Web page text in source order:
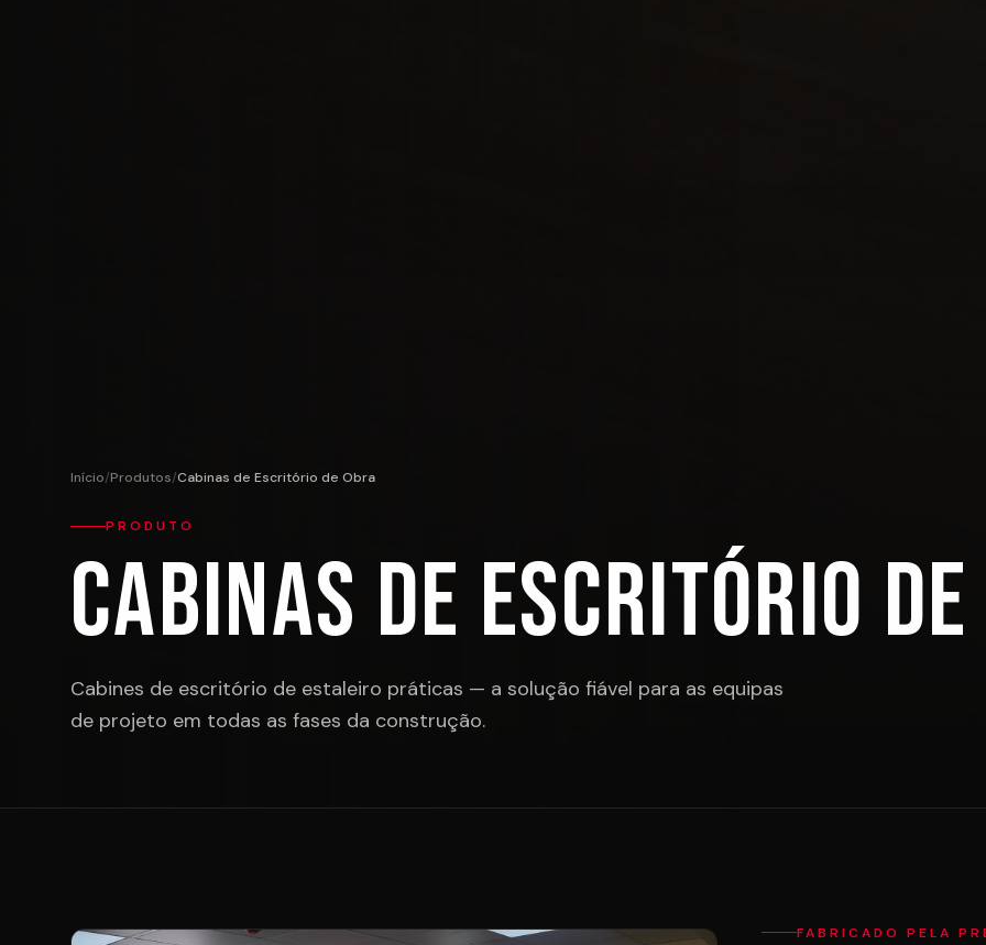
Início/Produtos/Cabinas de Escritório de Obra
PRODUTO
Cabinas de Escritório
Cabines de escritório de estaleiro práticas — a solução fiável para as equipas
de projeto em todas as fases da construção.
FABRICADO PELA